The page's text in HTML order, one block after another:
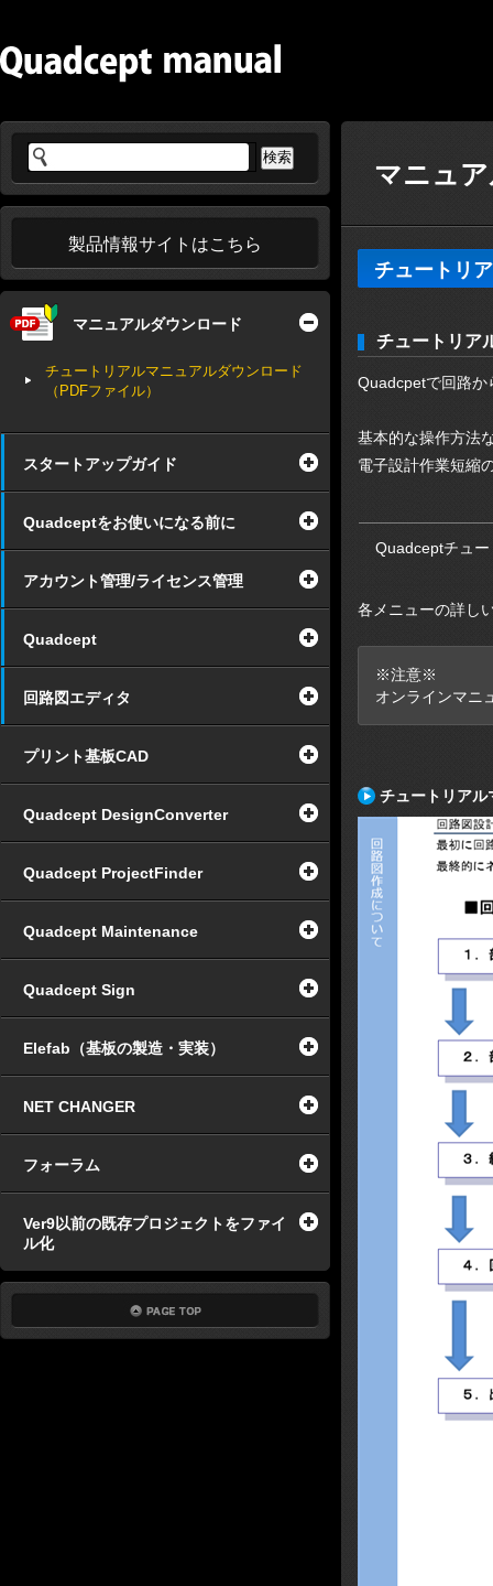
製品情報サイトはこちら
マニュアルダウンロード
チュートリアルマニュアルダウンロード
（PDFファイル）
スタートアップガイド
Quadceptをお使いになる前に
アカウント管理/ライセンス管理
Quadcept
回路図エディタ
プリント基板CAD
Quadcept DesignConverter
Quadcept ProjectFinder
Quadcept Maintenance
Quadcept Sign
Elefab（基板の製造・実装）
NET CHANGER
フォーラム
Ver9以前の既存プロジェクトをファイ
ル化
マニュ
チュートリ
チュートリア
Quadcpetで回路か
基本的な操作方法
電子設計作業短縮
Quadceptチュ
各メニューの詳し
※注意※
オンラインマニ
チュートリアル